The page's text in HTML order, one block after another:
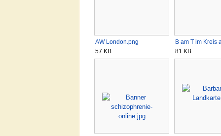
AW London.png
57 KB
B am T im Kreis
81 KB